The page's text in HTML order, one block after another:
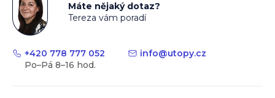
Máte nějaký dotaz?
Tereza vám poradí
+420 778 777 052 info@utopy.cz